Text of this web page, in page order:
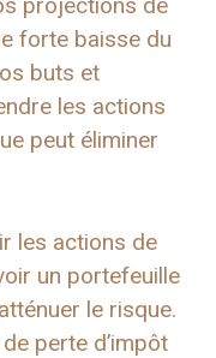
projections de
forte baisse du
buts et
les actions
peut éliminer
les actions de
un portefeuille
le risque.
perte d’impôt